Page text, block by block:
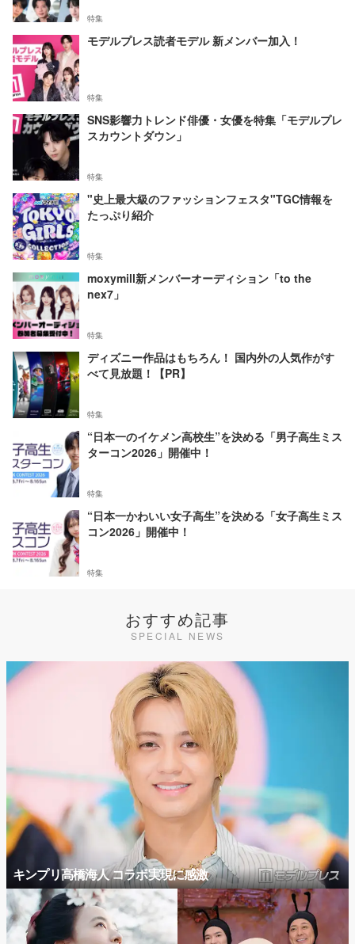
特集
モデルプレス読者モデル 新メンバー加入！
特集
SNS影響力トレンド俳優・女優を特集「モデルプレ
スカウントダウン」
特集
"史上最大級のファッションフェスタ"TGC情報を
たっぷり紹介
特集
moxymill新メンバーオーディション「to the
nex7」
特集
ディズニー作品はもちろん！ 国内外の人気作がす
べて見放題！【PR】
特集
“日本一のイケメン高校生”を決める「男子高生ミス
ターコン2026」開催中！
特集
“日本一かわいい女子高生”を決める「女子高生ミス
コン2026」開催中！
特集
おすすめ記事
SPECIAL NEWS
キンプリ高橋海人 コラボ実現に感激